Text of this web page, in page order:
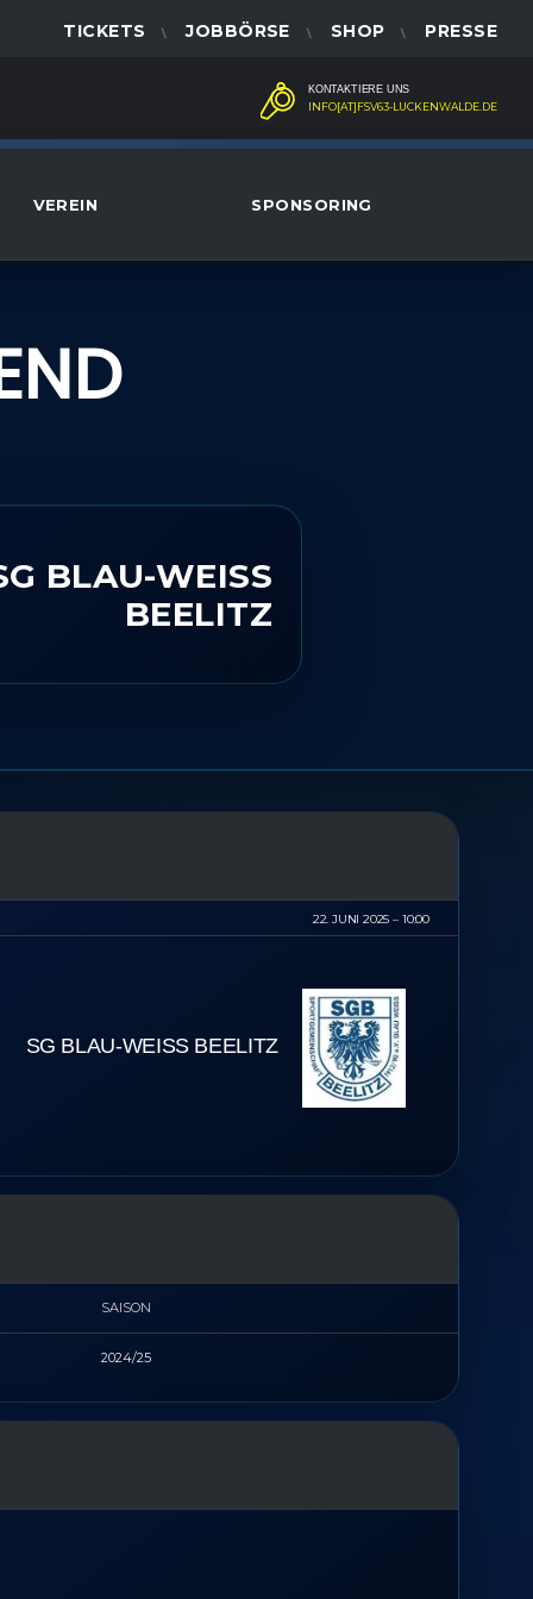
TICKETS JOBBÖRSE SHOP PRESSE
KONTAKTIERE UNS
INFO[AT]FSV63-LUCKENWALDE.DE
VEREIN SPONSORING
BLAU-WEISS B
EELITZ
22. JUNI 2025 10:00
SG BLAU-WEISS BEELITZ
SAISON
2024/25